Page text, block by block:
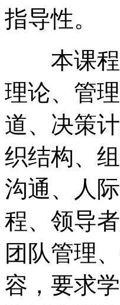
指导性。
本课程
理论、管
道、决策
织结构、
沟通、人
程、领导
团队管理
容，要求